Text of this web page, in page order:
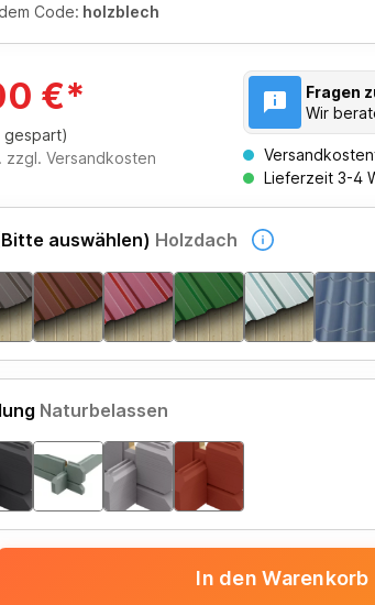
Code: holzblech
€*
gespart)
zzgl. Versandkosten
Fragen
Wir
Lieferzeit 3-4
auswählen) Holzdach
Naturbelassen
In den Warenkorb